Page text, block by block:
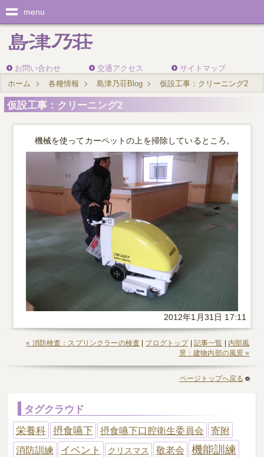
menu
お問い合わせ 交通アクセス
サイトマップ
ホーム
各種情報 島津乃荘Blog 仮設工事：クリーニング2
仮設工事：クリーニング2
機械を使ってカーペットの上を掃除しているところ。
2012年1月31日 17:11
« 消防検査：スプリンクラーの検査 ブログトップ 記事一覧
内部風
景：建物内部の風景 »
ページトップへ戻る
タグクラウド
栄養科
摂食嚥下 摂食嚥下口腔衛生委員会
寄附
消防訓練
イベント クリスマス 敬老会 機能訓練